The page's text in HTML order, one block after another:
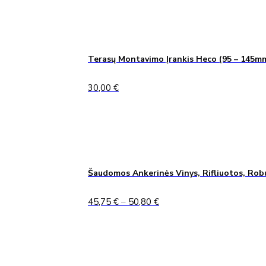
Terasų Montavimo Įrankis Heco (95 –
30,00 €
Šaudomos Ankerinės Vinys, Rifliuotos,
45,75 € – 50,80 €Price